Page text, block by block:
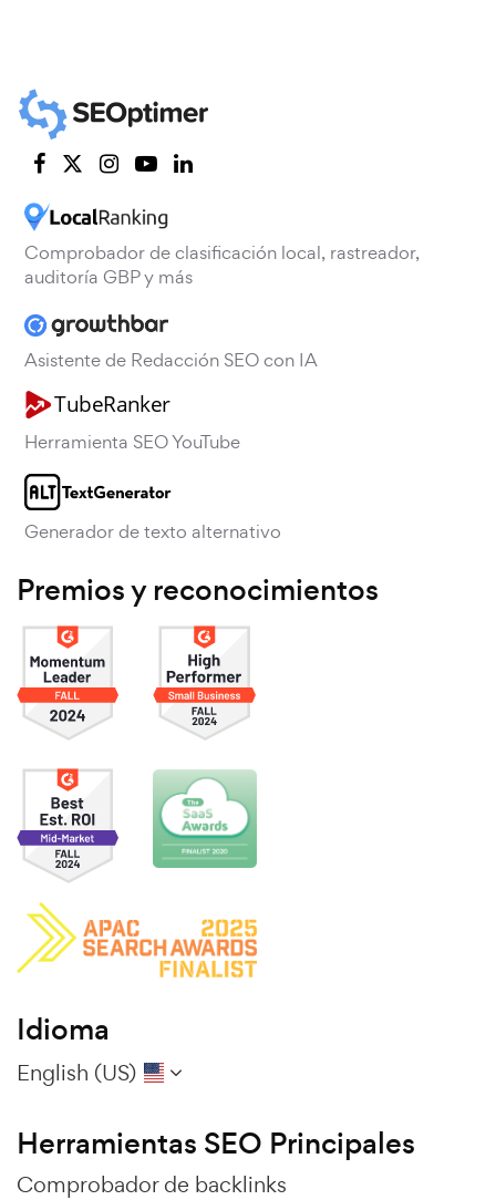
Comprobador de clasificación local, rastreador,
auditoría GBP y más
Asistente de Redacción SEO con IA
Herramienta SEO YouTube
Generador de texto alternativo
Premios y reconocimientos
Idioma
English (US)
Herramientas SEO Principales
Comprobador de backlinks